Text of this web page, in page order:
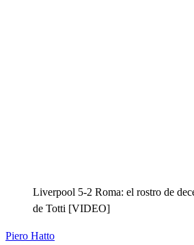
Liverpool 5-2 Roma: el rostro de
de Totti [VIDEO]
Piero Hatto